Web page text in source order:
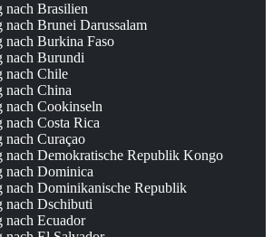
nach Brasilien
Brunei Darussalam
nach Burkina Faso
nach Burundi
nach Chile
nach China
nach Cookinseln
Costa Rica
nach Curaçao
nach Demokratische Republik Kongo
nach Dominica
nach Dominikanische Republik
nach Dschibuti
nach Ecuador